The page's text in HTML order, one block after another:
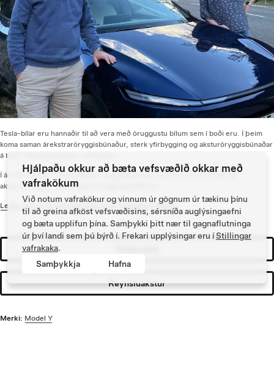
Tesla-bílar eru hannaðir til að vera með öruggustu bílum sem í boði eru. Í þeim
koma saman árekstraröryggisbúnaður, sterk yfirbygging og aksturöryggisbúnaðar
á borð við árekstrarvörn að framan.
Í ár fékk Model Y fimm stjörnu öryggiseinkunn hjá Euro NCAP, þökk sé
akstursöryggis- og árekstraröryggisbúnaðinum.
Lestu meira um hvernig Tesla setur öryggið á oddinn
Reynsluakstur
Merki: Model Y
Hjálpaðu okkur að bæta vefsvæðið okkar með
vafrakökum
Við notum vafrakökur og vinnum úr gögnum úr tækinu þínu
til að greina afköst vefsvæðisins, sérsníða auglýsingaefni
og bæta upplifun þína. Samþykki þitt nær til gagnaflutninga
úr því landi sem þú býrð í. Frekari upplýsingar eru íStillingar
vafrakaka.
Samþykkja
Hafna